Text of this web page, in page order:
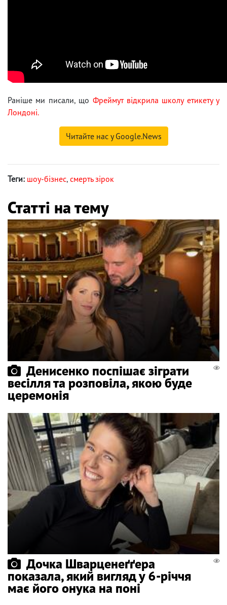
Раніше ми писали, що Фреймут відкрила школу етикету у
Лондоні.
Читайте нас у Google.News
Теги: шоу-бізнес, смерть зірок
Статті на тему
Денисенко поспішає зіграти
весілля та розповіла, якою буде
церемонія
Дочка Шварценеґґера
показала, який вигляд у 6-річчя
має його онука на поні